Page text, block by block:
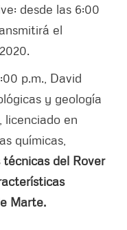
desde las 6:00
el
p.m., David
y geología
licenciado en
químicas,
del Rover
Marte.